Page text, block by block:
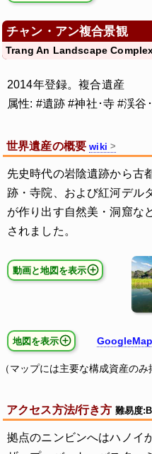
チャン・アン複合景観
Trang An Landscape
2014年登録。複合遺産
属性: #遺跡 #神社･寺 #渓谷
世界遺産の概要wiki
先史時代の岩陰遺跡から古
跡・寺院、および紅河デル
が作り出す自然美・洞窟な
されました。
動画と地図を表示
地図を表示 GoogleMap
（マップには主要な構成資産のみ
アクセス方法/行き方 難易度
拠点のニンビンへはハノイ